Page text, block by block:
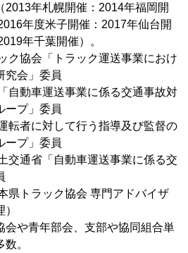
2013年札幌開催：2014年福岡開
年度米子開催：2017年仙台開
年千葉開催）。
ク協会「トラック運送事業におけ
究会」委員
自動車運送事業に係る交通事故対
ープ」委員
転者に対して行う指導及び監督の
ープ」委員
交通省「自動車運送事業に係る交
県トラック協会 専門アドバイザ
会や青年部会、支部や協同組合単
。